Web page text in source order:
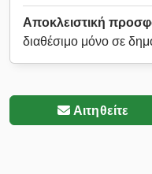
Αποκλειστική
διαθέσιμο μόνο σε
Αιτηθείτε